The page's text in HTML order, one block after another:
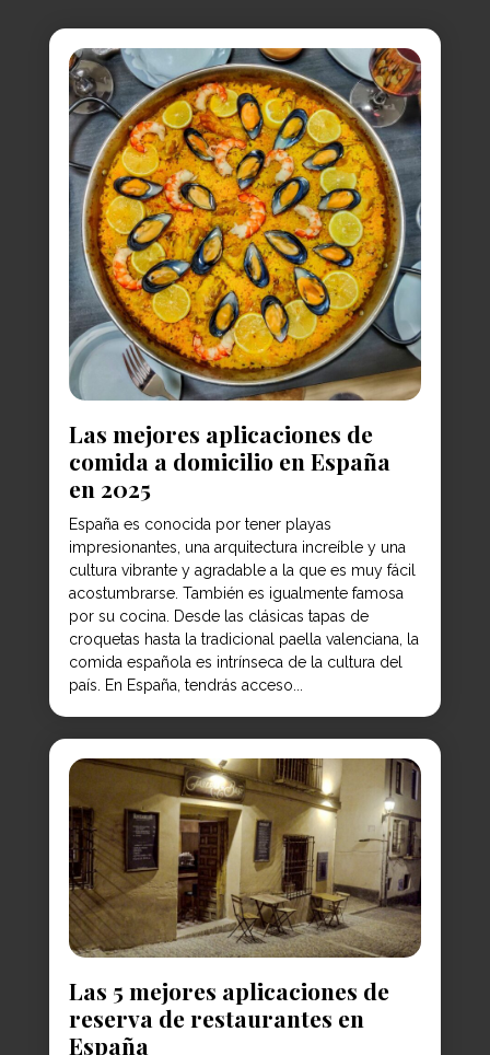
Las mejores aplicaciones de
comida a domicilio en España
en 2025
España es conocida por tener playas
impresionantes, una arquitectura increíble y una
cultura vibrante y agradable a la que es muy fácil
acostumbrarse. También es igualmente famosa
por su cocina. Desde las clásicas tapas de
croquetas hasta la tradicional paella valenciana, la
comida española es intrínseca de la cultura del
país. En España, tendrás acceso...
Las 5 mejores aplicaciones de
reserva de restaurantes en
España